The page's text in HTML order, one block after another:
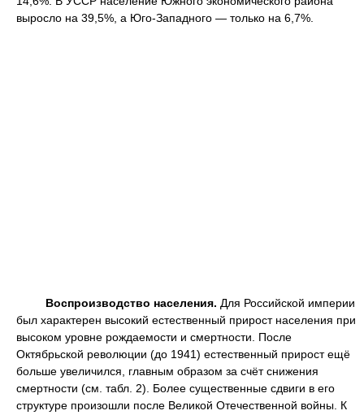
выросло на 39,5%, а Юго-Западного — только на 6,7%.
Воспроизводство населения. Для Российской империи
был характерен высокий естественный прирост населения при
высоком уровне рождаемости и смертности. После
Октябрьской революции (до 1941) естественный прирост ещё
больше увеличился, главным образом за счёт снижения
смертности (см. табл. 2). Более существенные сдвиги в его
структуре произошли после Великой Отечественной войны. К